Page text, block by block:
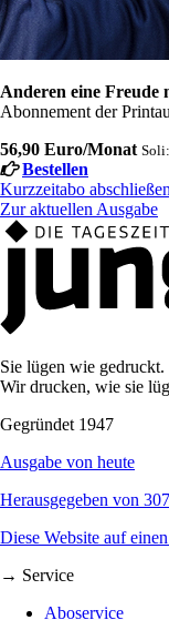
Anderen eine Freude
Abonnement der
56,90 Euro/Monat
Bestellen
Kurzzeitabo abschließen
Zur aktuellen Ausgabe
Sie lügen wie gedruckt.
Wir drucken, wie sie
Gegründet 1947
Ausgabe von heute
Herausgegeben von
Diese Website auf
→ Service
Aboservice